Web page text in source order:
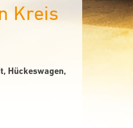
Kreis
Hückeswagen,